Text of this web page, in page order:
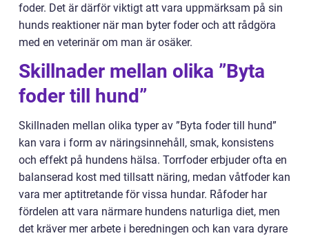
foder. Det är därför viktigt att vara uppmärksam på sin
hunds reaktioner när man byter foder och att rådgöra
med en veterinär om man är osäker.
Skillnader mellan olika ”Byta
foder till hund”
Skillnaden mellan olika typer av ”Byta foder till hund”
kan vara i form av näringsinnehåll, smak, konsistens
och effekt på hundens hälsa. Torrfoder erbjuder ofta en
balanserad kost med tillsatt näring, medan våtfoder kan
vara mer aptitretande för vissa hundar. Råfoder har
fördelen att vara närmare hundens naturliga diet, men
det kräver mer arbete i beredningen och kan vara dyrare